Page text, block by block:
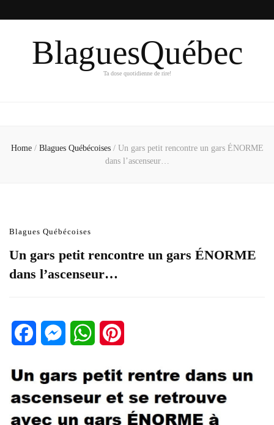
BlaguesQuébec
Ta dose quotidienne de rire!
Home / Blagues Québécoises / Un gars petit rencontre un gars ÉNORME
dans l’ascenseur…
Blagues Québécoises
Un gars petit rencontre un gars ÉNORME
dans l’ascenseur…
FacebookMessengerWhatsApp